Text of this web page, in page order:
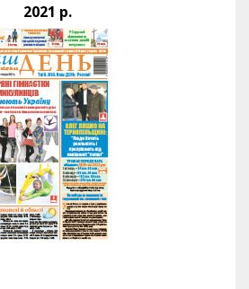
2021 р.